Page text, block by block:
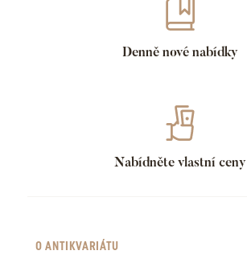
Denně nové nabídky
Nabídněte vlastní ceny
O ANTIKVARIÁTU